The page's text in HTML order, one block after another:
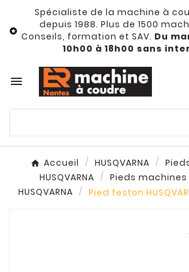

Spécialiste de la machine à
depuis 1988. Plus de 1500
Conseils, formation et SAV. Du
10h00 à 18h00 sans

Accueil HUSQVARNA
HUSQVARNA
Pieds
HUSQVARNA
Pied feston